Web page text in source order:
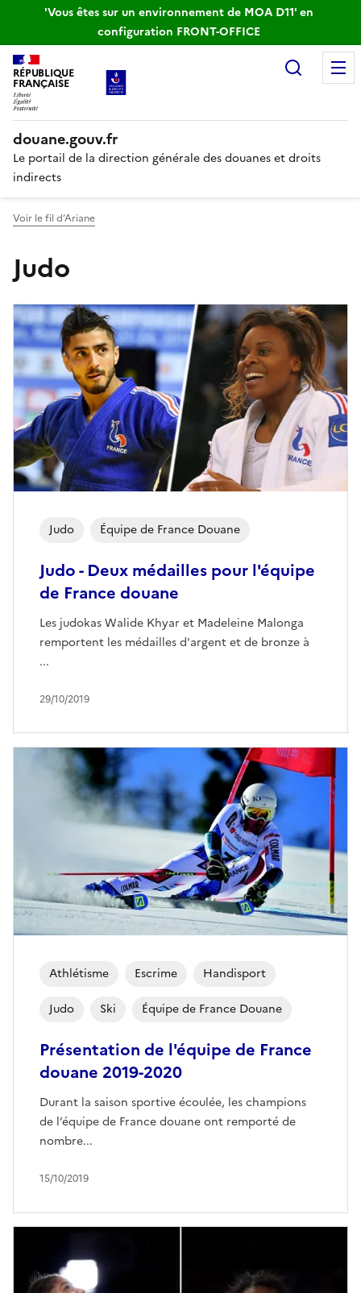
'Vous êtes sur un environnement de MOA D11' en
configuration FRONT-OFFICE
RÉPUBLIQUE
FRANÇAISE
douane.gouv.fr
Le portail de la direction générale des douanes et droits
indirects
Voir le fil d’Ariane
Judo
Liste d'actualités par
Judo Équipe de France Douane
29/10/2019
Judo - Deux médailles pour l'équipe
de France douane
Les judokas Walide Khyar et Madeleine Malonga
remportent les médailles d'argent et de bronze à
...
Athlétisme Escrime Handisport
Judo Ski Équipe de France Douane
15/10/2019
Présentation de l'équipe de France
douane 2019-2020
Durant la saison sportive écoulée, les champions
de l’équipe de France douane ont remporté de
nombre...